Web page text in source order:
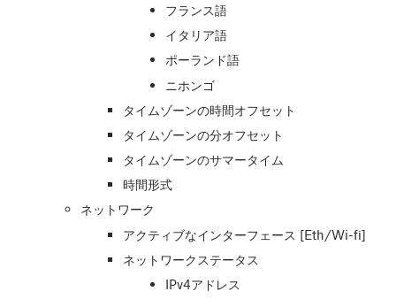
フランス語
イタリア語
ポーランド語
ニホンゴ
タイムゾーンの時間オフセット
タイムゾーンの分オフセット
タイムゾーンのサマータイム
時間形式
ネットワーク
アクティブなインターフェース [Eth/Wi-fi]
ネットワークステータス
IPv4アドレス